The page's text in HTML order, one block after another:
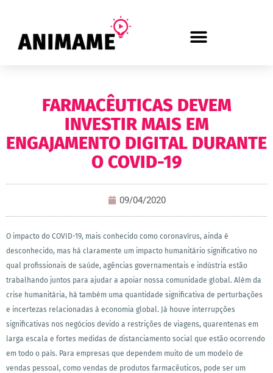
FARMACÊUTICAS DEVEM
INVESTIR MAIS EM
ENGAJAMENTO DIGITAL DURANTE
O COVID-19
09/04/2020
O impacto do COVID-19, mais conhecido como coronavírus, ainda é
desconhecido, mas há claramente um impacto humanitário significativo no
qual profissionais de saúde, agências governamentais e indústria estão
trabalhando juntos para ajudar a apoiar nossa comunidade global. Além da
crise humanitária, há também uma quantidade significativa de perturbações
e incertezas relacionadas à economia global. Já houve interrupções
significativas nos negócios devido a restrições de viagens, quarentenas em
larga escala e fortes medidas de distanciamento social que estão ocorrendo
em todo o país. Para empresas que dependem muito de um modelo de
vendas pessoal, como vendas de produtos farmacêuticos, pode ser um